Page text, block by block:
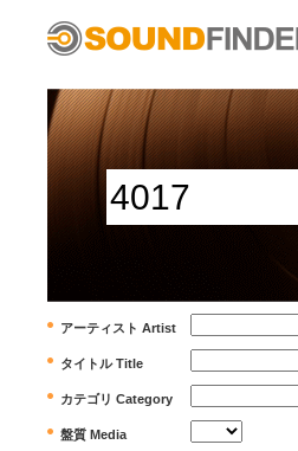
アーティスト Artist
タイトル Title
カテゴリ Category
盤質 Media